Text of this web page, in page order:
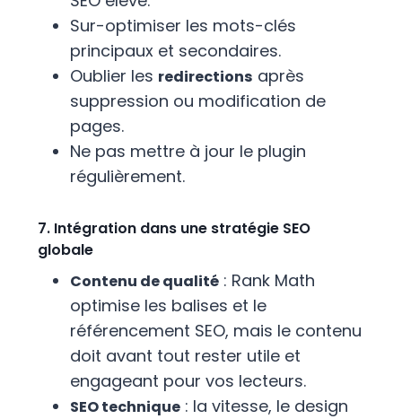
Sur-optimiser les mots-clés
principaux et secondaires.
Oublier les redirections après
suppression ou modification de
pages.
Ne pas mettre à jour le plugin
régulièrement.
7. Intégration dans une stratégie SEO
globale
Contenu de qualité: Rank Math
optimise les balises et le
référencement SEO, mais le contenu
doit avant tout rester utile et
engageant pour vos lecteurs.
SEO technique: la vitesse, le design